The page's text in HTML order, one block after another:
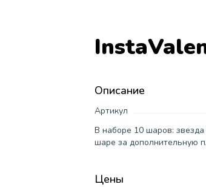
Описание
Артикул
В наборе 10 шаров:
шаре за дополнительную
Цены